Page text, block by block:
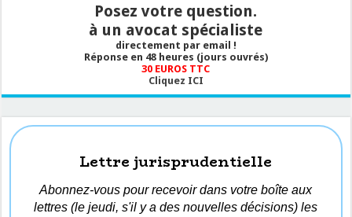
Posez votre question.
à un avocat spécialiste
directement par email !
Réponse en 48 heures (jours ouvrés)
30 EUROS TTC
Cliquez ICI
Lettre jurisprudentielle
Abonnez-vous pour recevoir dans votre boîte aux
lettres (le jeudi, s'il y a des nouvelles décisions) les